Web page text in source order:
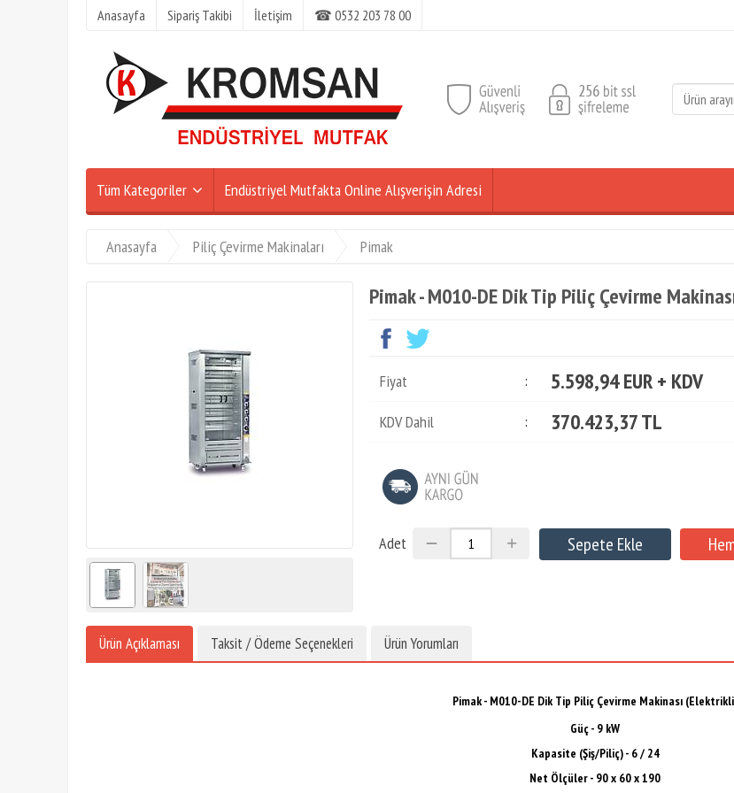
Anasayfa Sipariş Takibi İletişim ☎ 0532 203 78 00
Tüm Kategoriler Endüstriyel Mutfakta Online Alışverişin Adresi
Anasayfa Piliç Çevirme Makinaları Pimak
Pimak - M010-DE Dik Tip Piliç Çevirme
Fiyat : 5.598,94 EUR + KDV
KDV Dahil : 370.423,37 TL
Adet
Ürün Açıklaması Taksit / Ödeme Seçenekleri Ürün Yorumları
Pimak - M010-DE Dik Tip Piliç Çevirme Makinası
Güç - 9 kW
Kapasite (Şiş/Piliç)- 6 / 24
Net Ölçüler - 90 x 60 x 190